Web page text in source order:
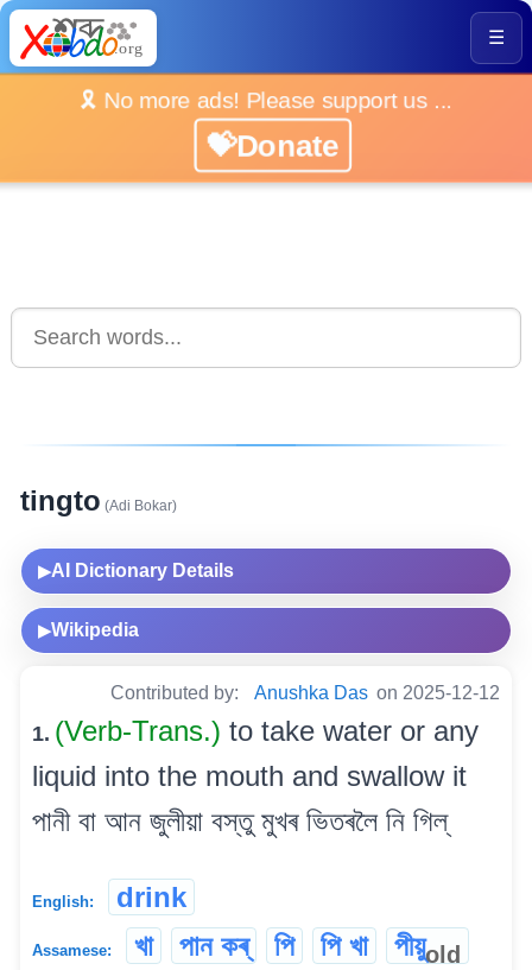
☰
🎗️ No more ads! Please support us ...
💝Donate
tingto (Adi Bokar)
▶AI Dictionary Details
▶Wikipedia
Contributed by: Anushka Das on 2025-12-12
1. (Verb-Trans.) to take water or any
liquid into the mouth and swallow it
পানী বা আন জুলীয়া বস্তু মুখৰ ভিতৰলৈ নি গিল্
English: drink
Assamese: খা পান কৰ্ পি পি খা পীয়ুold